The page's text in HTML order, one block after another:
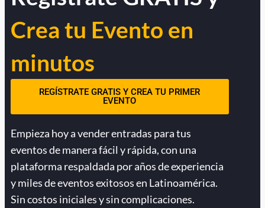
Crea tu Evento en
minutos
REGÍSTRATE GRATIS Y CREA TU PRIMER
EVENTO
Empieza hoy a vender entradas para tus
eventos de manera fácil y rápida, con una
plataforma respaldada por años de experiencia
y miles de eventos exitosos en Latinoamérica.
Sin costos iniciales y sin complicaciones.